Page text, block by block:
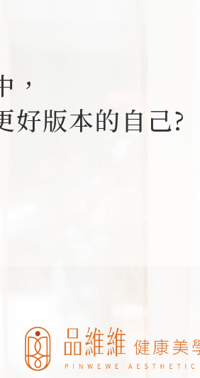
好版本的自己?